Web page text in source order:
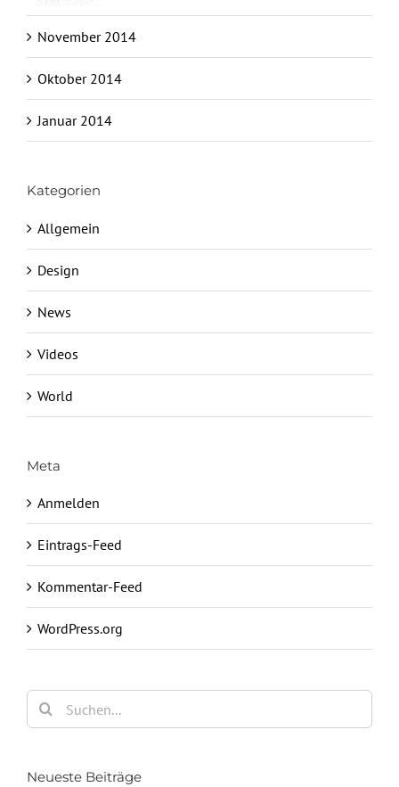
November 2014
Oktober 2014
Januar 2014
Kategorien
Allgemein
Design
News
Videos
World
Meta
Anmelden
Eintrags-Feed
Kommentar-Feed
WordPress.org
Suche
nach:
Neueste Beiträge